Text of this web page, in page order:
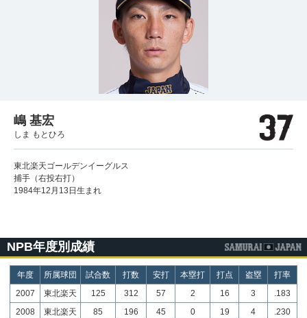
嶋 基宏
しま もとひろ
東北楽天ゴールデンイーグルス
捕手（右投右打）
1984年12月13日生まれ
NPB年度別成績
年度 所属球団 試合数 打数 安打 本塁打 打点 盗塁
打率
2007
東北楽天 125 312 57 2 16 3
.183
2008
東北楽天 85 196 45 0 19 4
.230